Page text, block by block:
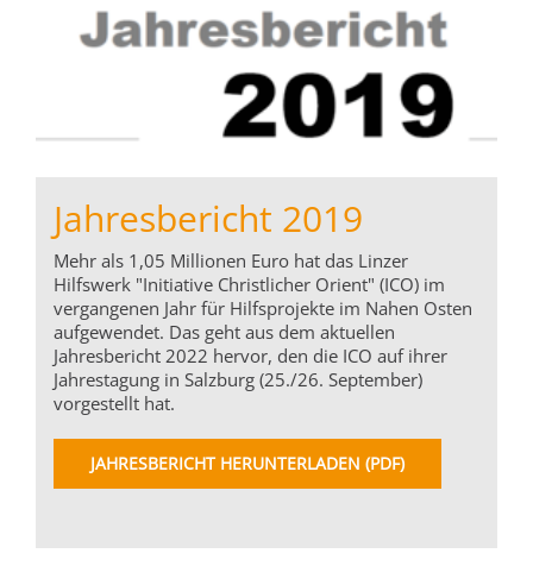
Jahresbericht 2019
Mehr als 1,05 Millionen Euro hat das Linzer
Hilfswerk "Initiative Christlicher Orient" (ICO) im
vergangenen Jahr für Hilfsprojekte im Nahen Osten
aufgewendet. Das geht aus dem aktuellen
Jahresbericht 2022 hervor, den die ICO auf ihrer
Jahrestagung in Salzburg (25./26. September)
vorgestellt hat.
JAHRESBERICHT HERUNTERLADEN (PDF)